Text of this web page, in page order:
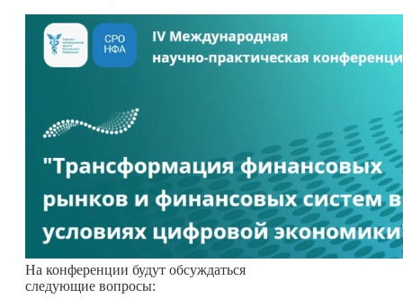
На конференции будут обсуждаться
следующие вопросы: